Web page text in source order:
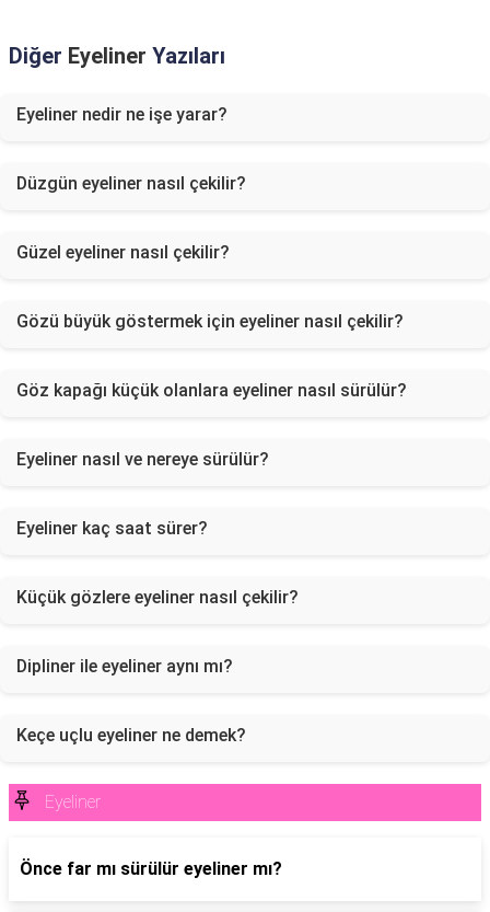
Diğer Eyeliner Yazıları
Eyeliner nedir ne işe yarar?
Düzgün eyeliner nasıl çekilir?
Güzel eyeliner nasıl çekilir?
Gözü büyük göstermek için eyeliner nasıl çekilir?
Göz kapağı küçük olanlara eyeliner nasıl sürülür?
Eyeliner nasıl ve nereye sürülür?
Eyeliner kaç saat sürer?
Küçük gözlere eyeliner nasıl çekilir?
Dipliner ile eyeliner aynı mı?
Keçe uçlu eyeliner ne demek?
Eyeliner
Önce far mı sürülür eyeliner mı?